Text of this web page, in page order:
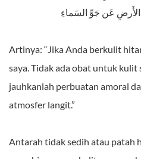
الأَرضِ عَن جَوِّ السَماءِ
Artinya: “Jika Anda berkulit
saya. Tidak ada obat untuk kulit
jauhkanlah perbuatan amoral
atmosfer langit.”
Antarah tidak sedih atau patah